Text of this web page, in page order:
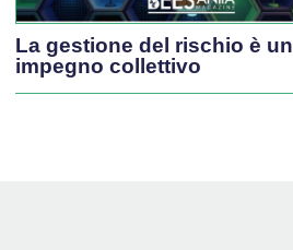
La gestione del rischio è un
impegno collettivo